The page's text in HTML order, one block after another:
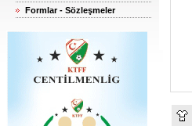
Formlar - Sözleşmeler